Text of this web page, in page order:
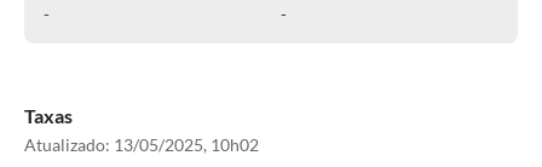
- -
Taxas
Atualizado: 13/05/2025, 10h02